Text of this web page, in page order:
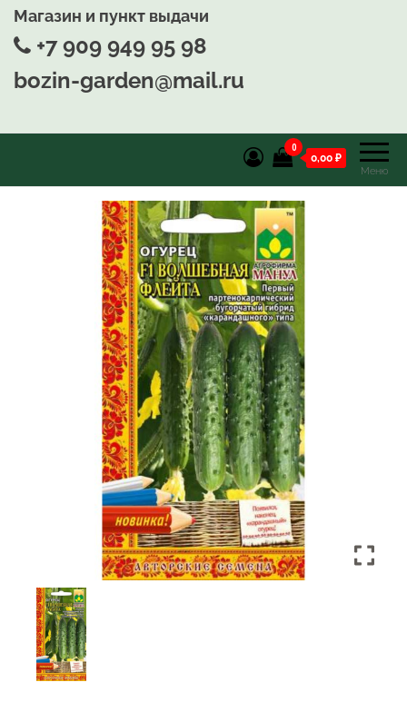
Магазин и пункт выдачи
+7 909 949 95 98
bozin-garden@mail.ru
Меню
0
0,00 ₽